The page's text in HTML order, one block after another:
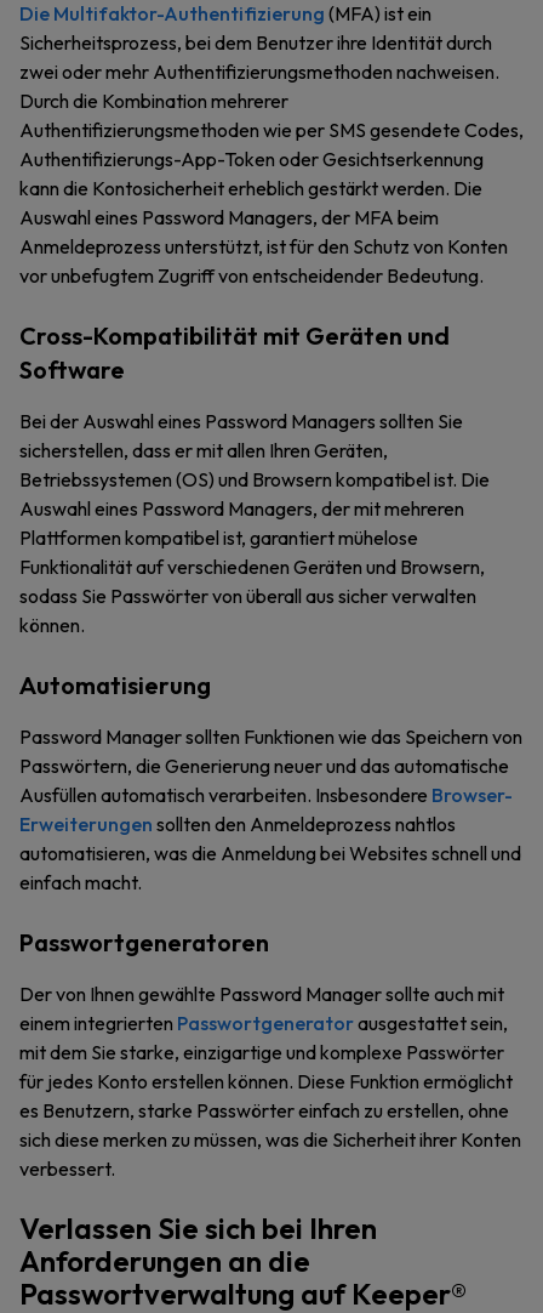
Die Multifaktor-Authentifizierung (MFA) ist ein
Sicherheitsprozess, bei dem Benutzer ihre Identität durch
zwei oder mehr Authentifizierungsmethoden nachweisen.
Durch die Kombination mehrerer
Authentifizierungsmethoden wie per SMS gesendete Codes,
Authentifizierungs-App-Token oder Gesichtserkennung
kann die Kontosicherheit erheblich gestärkt werden. Die
Auswahl eines Password Managers, der MFA beim
Anmeldeprozess unterstützt, ist für den Schutz von Konten
vor unbefugtem Zugriff von entscheidender Bedeutung.
Cross-Kompatibilität mit Geräten und
Software
Bei der Auswahl eines Password Managers sollten Sie
sicherstellen, dass er mit allen Ihren Geräten,
Betriebssystemen (OS) und Browsern kompatibel ist. Die
Auswahl eines Password Managers, der mit mehreren
Plattformen kompatibel ist, garantiert mühelose
Funktionalität auf verschiedenen Geräten und Browsern,
sodass Sie Passwörter von überall aus sicher verwalten
können.
Automatisierung
Password Manager sollten Funktionen wie das Speichern von
Passwörtern, die Generierung neuer und das automatische
Ausfüllen automatisch verarbeiten. Insbesondere Browser-
Erweiterungen sollten den Anmeldeprozess nahtlos
automatisieren, was die Anmeldung bei Websites schnell und
einfach macht.
Passwortgeneratoren
Der von Ihnen gewählte Password Manager sollte auch mit
einem integrierten Passwortgeneratorausgestattet sein,
mit dem Sie starke, einzigartige und komplexe Passwörter
für jedes Konto erstellen können. Diese Funktion ermöglicht
es Benutzern, starke Passwörter einfach zu erstellen, ohne
sich diese merken zu müssen, was die Sicherheit ihrer Konten
verbessert.
Verlassen Sie sich bei Ihren
Anforderungen an die
Passwortverwaltung auf Keeper®